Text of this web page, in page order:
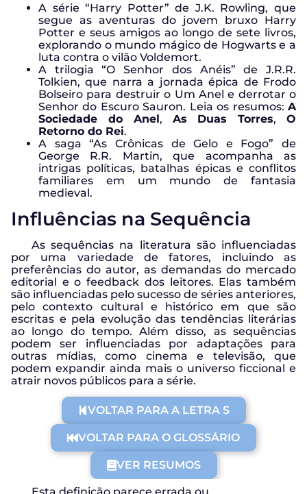
A série “Harry Potter” de J.K. Rowling, que
segue as aventuras do jovem bruxo Harry
Potter e seus amigos ao longo de sete livros,
explorando o mundo mágico de Hogwarts e a
luta contra o vilão Voldemort.
A trilogia “O Senhor dos Anéis” de J.R.R.
Tolkien, que narra a jornada épica de Frodo
Bolseiro para destruir o Um Anel e derrotar o
Senhor do Escuro Sauron. Leia os resumos: A
Sociedade do Anel, As Duas Torres,O
Retorno do Rei.
A saga “As Crônicas de Gelo e Fogo” de
George R.R. Martin, que acompanha as
intrigas políticas, batalhas épicas e conflitos
familiares em um mundo de fantasia
medieval.
Influências na Sequência
As sequências na literatura são influenciadas
por uma variedade de fatores, incluindo as
preferências do autor, as demandas do mercado
editorial e o feedback dos leitores. Elas também
são influenciadas pelo sucesso de séries anteriores,
pelo contexto cultural e histórico em que são
escritas e pela evolução das tendências literárias
ao longo do tempo. Além disso, as sequências
podem ser influenciadas por adaptações para
outras mídias, como cinema e televisão, que
podem expandir ainda mais o universo ficcional e
atrair novos públicos para a série.
VOLTAR PARA A LETRA S
VOLTAR PARA O GLOSSÁRIO
VER RESUMOS